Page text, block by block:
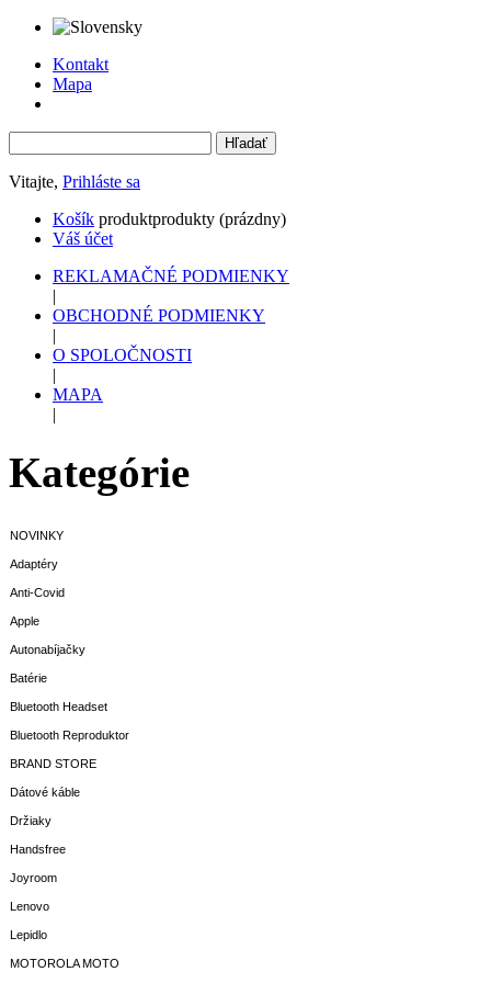
Kontakt
Mapa
Vitajte, Prihláste sa
Košík produktprodukty (prázdny)
Váš účet
REKLAMAČNÉ PODMIENKY
|
OBCHODNÉ PODMIENKY
|
O SPOLOČNOSTI
|
MAPA
|
Kategórie
NOVINKY
Adaptéry
Anti-Covid
Apple
Autonabíjačky
Batérie
Bluetooth Headset
Bluetooth Reproduktor
BRAND STORE
Dátové káble
Držiaky
Handsfree
Joyroom
Lenovo
Lepidlo
MOTOROLA MOTO